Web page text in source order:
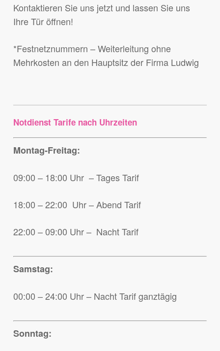
Kontaktieren Sie uns jetzt und lassen Sie uns
Ihre Tür öffnen!
*Festnetznummern – Weiterleitung ohne
Mehrkosten an den Hauptsitz der Firma Ludwig
Notdienst Tarife nach Uhrzeiten
Montag-Freitag:
09:00 – 18:00 Uhr – Tages Tarif
18:00 – 22:00 Uhr – Abend Tarif
22:00 – 09:00 Uhr – Nacht Tarif
Samstag:
00:00 – 24:00 Uhr – Nacht Tarif ganztägig
Sonntag: